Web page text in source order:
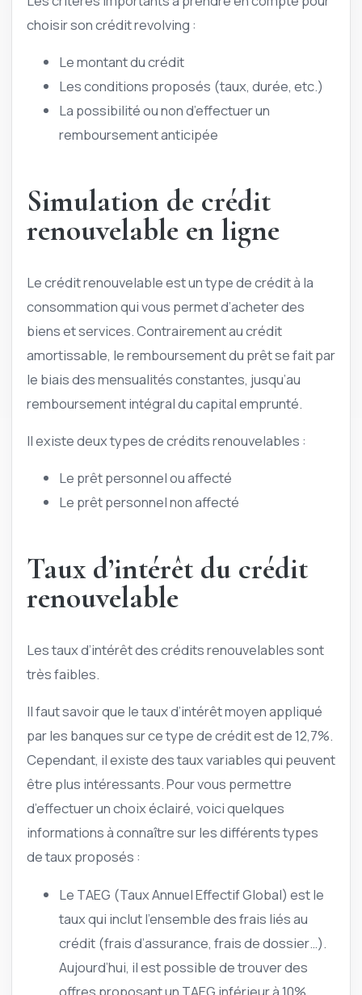
choisir son crédit revolving :
Le montant du crédit
Les conditions proposés (taux, durée, etc.)
La possibilité ou non d’effectuer un
remboursement anticipée
Simulation de crédit
renouvelable en ligne
Le crédit renouvelable est un type de crédit à la
consommation qui vous permet d’acheter des
biens et services. Contrairement au crédit
amortissable, le remboursement du prêt se fait par
le biais des mensualités constantes, jusqu’au
remboursement intégral du capital emprunté.
Il existe deux types de crédits renouvelables :
Le prêt personnel ou affecté
Le prêt personnel non affecté
Taux d’intérêt du crédit
renouvelable
Les taux d’intérêt des crédits renouvelables sont
très faibles.
Il faut savoir que le taux d’intérêt moyen appliqué
par les banques sur ce type de crédit est de 12,7%.
Cependant, il existe des taux variables qui peuvent
être plus intéressants. Pour vous permettre
d’effectuer un choix éclairé, voici quelques
informations à connaître sur les différents types
de taux proposés :
Le TAEG (Taux Annuel Effectif Global) est le
taux qui inclut l’ensemble des frais liés au
crédit (frais d’assurance, frais de dossier…).
Aujourd’hui, il est possible de trouver des
offres proposant un TAEG inférieur à 10%.